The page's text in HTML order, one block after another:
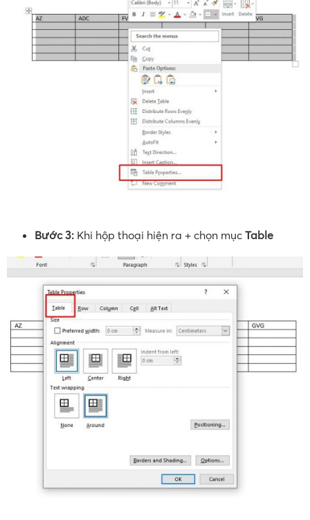
Bước 3: Khi hộp thoại hiện ra + chọn mục Table